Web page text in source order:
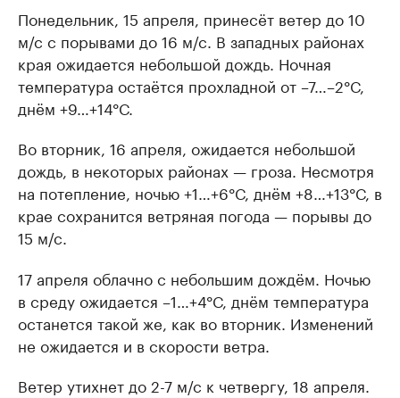
Понедельник, 15 апреля, принесёт ветер до 10
м/с с порывами до 16 м/с. В западных районах
края ожидается небольшой дождь. Ночная
температура остаётся прохладной от –7…–2°С,
днём +9…+14°С.
Во вторник, 16 апреля, ожидается небольшой
дождь, в некоторых районах — гроза. Несмотря
на потепление, ночью +1…+6°С, днём +8…+13°С, в
крае сохранится ветряная погода — порывы до
15 м/с.
17 апреля облачно с небольшим дождём. Ночью
в среду ожидается –1…+4°С, днём температура
останется такой же, как во вторник. Изменений
не ожидается и в скорости ветра.
Ветер утихнет до 2-7 м/с к четвергу, 18 апреля.